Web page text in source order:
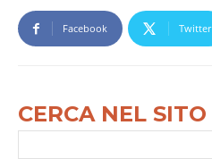
Facebook Twitter
CERCA NEL SITO